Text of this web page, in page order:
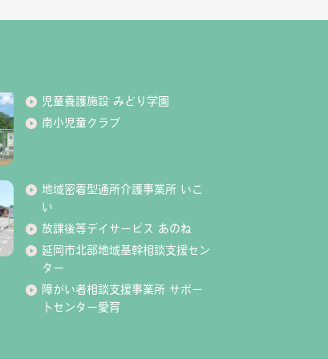
児童養護施設 みどり学園
南小児童クラブ
地域密着型通所介護事業所 いこ
い
放課後等デイサービス あのね
延岡市北部地域基幹相談支援セン
ター
障がい者相談支援事業所 サポー
トセンター愛育